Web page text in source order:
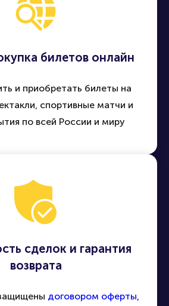
билетов онлайн
и приобретать билеты на
спортивные матчи и
по всей России и миру
сделок и гарантия
возврата
договором оферты,